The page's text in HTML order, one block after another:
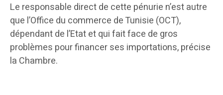
Le responsable direct de cette pénurie n’est autre
que l’Office du commerce de Tunisie (OCT),
dépendant de l’Etat et qui fait face de gros
problèmes pour financer ses importations, précise
la Chambre.